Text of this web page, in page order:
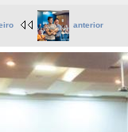
anterior